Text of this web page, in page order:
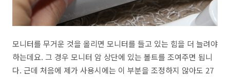
모니터를 무거운 것을 올리면 모니터를 들고 있는 힘을 더 늘려야
하는데요. 그 경우 모니터 암 상단에 있는 볼트를 조여주면 됩니
다. 근데 처음에 제가 사용시에는 이 부분을 조정하지 않아도 27